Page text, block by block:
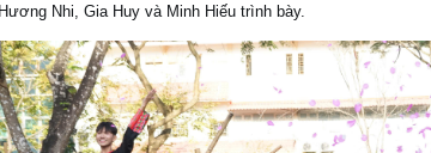
Nhi, Gia Huy và Minh Hiếu trình bày.